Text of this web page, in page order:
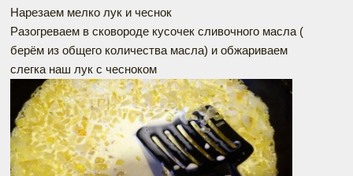
Нарезаем мелко лук и чеснок
Разогреваем в сковороде кусочек сливочного масла (
берём из общего количества масла) и обжариваем
слегка наш лук с чесноком